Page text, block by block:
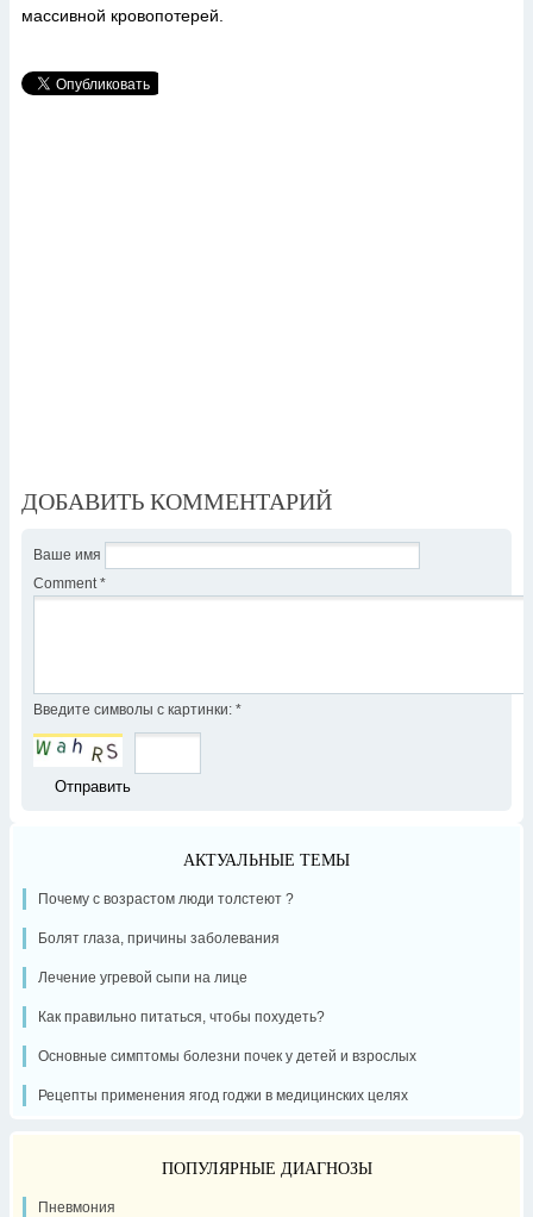
массивной кровопотерей.
ДОБАВИТЬ КОММЕНТАРИЙ
Ваше имя
Comment *
Введите символы с картинки: *
АКТУАЛЬНЫЕ ТЕМЫ
Почему с возрастом люди толстеют ?
Болят глаза, причины заболевания
Лечение угревой сыпи на лице
Как правильно питаться, чтобы похудеть?
Основные симптомы болезни почек у детей и взрослых
Рецепты применения ягод годжи в медицинских целях
ПОПУЛЯРНЫЕ ДИАГНОЗЫ
Пневмония